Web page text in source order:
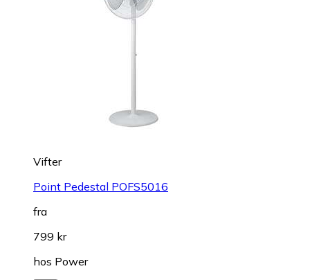
Vifter
Point Pedestal POFS5016
fra
799 kr
hos Power